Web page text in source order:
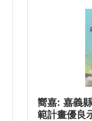
嚮嘉: 嘉義
範計畫優良